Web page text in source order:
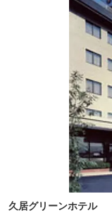
久居グリーンホテル